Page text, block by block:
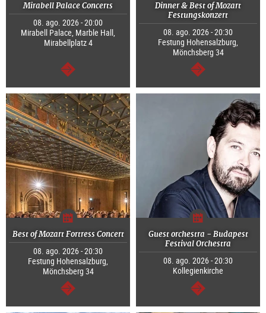
Mirabell Palace Concerts
08. ago. 2026 - 20:00
Mirabell Palace, Marble Hall,
Mirabellplatz 4
continuar
Dinner & Best of Mozart
Festungskonzert
08. ago. 2026 - 20:30
Festung Hohensalzburg,
Mönchsberg 34
continuar
Best of Mozart Fortress Concert
08. ago. 2026 - 20:30
Festung Hohensalzburg,
Mönchsberg 34
continuar
Guest orchestra - Budapest
Festival Orchestra
08. ago. 2026 - 20:30
Kollegienkirche
continuar